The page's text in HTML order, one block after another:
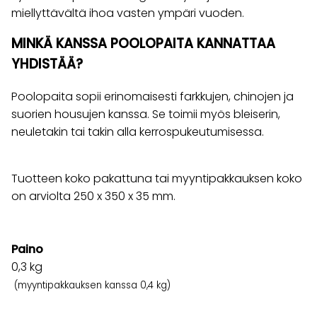
miellyttävältä ihoa vasten ympäri vuoden.
MINKÄ KANSSA POOLOPAITA KANNATTAA
YHDISTÄÄ?
Poolopaita sopii erinomaisesti farkkujen, chinojen ja
suorien housujen kanssa. Se toimii myös bleiserin,
neuletakin tai takin alla kerrospukeutumisessa.
Tuotteen koko pakattuna tai myyntipakkauksen koko
on arviolta 250 x 350 x 35 mm.
Paino
0,3 kg
(myyntipakkauksen kanssa 0,4 kg)